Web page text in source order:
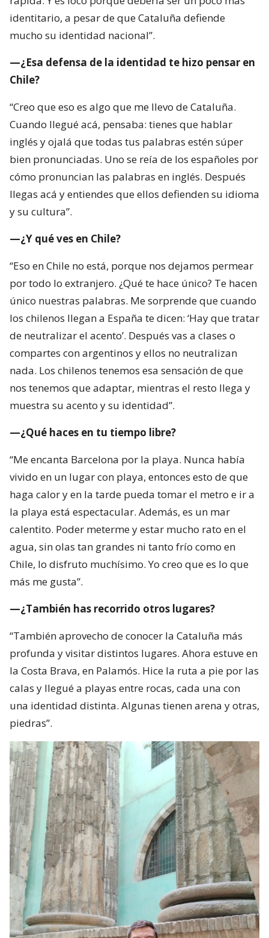
identitario, a pesar de que Cataluña defiende
mucho su identidad nacional”.
—¿Esa defensa de la identidad te hizo pensar en
Chile?
“Creo que eso es algo que me llevo de Cataluña.
Cuando llegué acá, pensaba: tienes que hablar
inglés y ojalá que todas tus palabras estén súper
bien pronunciadas. Uno se reía de los españoles por
cómo pronuncian las palabras en inglés. Después
llegas acá y entiendes que ellos defienden su idioma
y su cultura”.
—¿Y qué ves en Chile?
“Eso en Chile no está, porque nos dejamos permear
por todo lo extranjero. ¿Qué te hace único? Te hacen
único nuestras palabras. Me sorprende que cuando
los chilenos llegan a España te dicen: ‘Hay que tratar
de neutralizar el acento’. Después vas a clases o
compartes con argentinos y ellos no neutralizan
nada. Los chilenos tenemos esa sensación de que
nos tenemos que adaptar, mientras el resto llega y
muestra su acento y su identidad”.
—¿Qué haces en tu tiempo libre?
“Me encanta Barcelona por la playa. Nunca había
vivido en un lugar con playa, entonces esto de que
haga calor y en la tarde pueda tomar el metro e ir a
la playa está espectacular. Además, es un mar
calentito. Poder meterme y estar mucho rato en el
agua, sin olas tan grandes ni tanto frío como en
Chile, lo disfruto muchísimo. Yo creo que es lo que
más me gusta”.
—¿También has recorrido otros lugares?
“También aprovecho de conocer la Cataluña más
profunda y visitar distintos lugares. Ahora estuve en
la Costa Brava, en Palamós. Hice la ruta a pie por las
calas y llegué a playas entre rocas, cada una con
una identidad distinta. Algunas tienen arena y otras,
piedras”.